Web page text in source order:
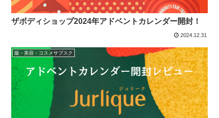
ザボディショップ2024年アドベントカレンダー開封！
2024.12.31
服・美容・コスメサブスク